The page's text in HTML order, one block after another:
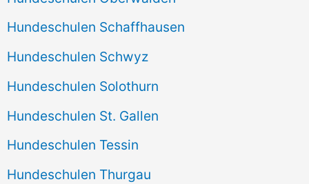
Hundeschulen Schaffhausen
Hundeschulen Schwyz
Hundeschulen Solothurn
Hundeschulen St. Gallen
Hundeschulen Tessin
Hundeschulen Thurgau